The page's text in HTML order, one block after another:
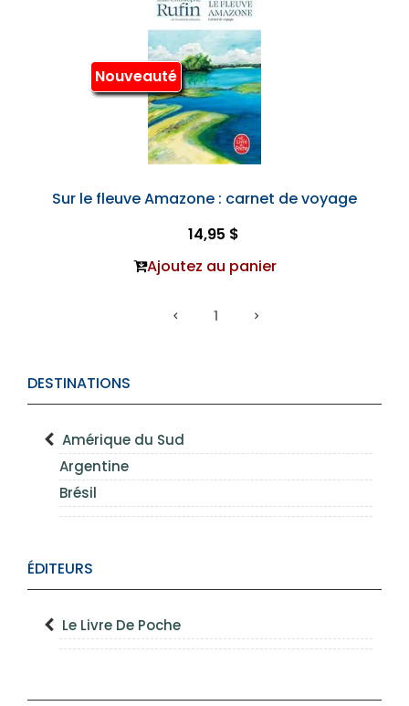
DESTINATIONS
Amérique du Sud
Argentine
Brésil
ÉDITEURS
Le Livre De Poche
Nouveauté
Sur le fleuve Amazone : carnet de voyage
14,95 $
Ajoutez au panier
1